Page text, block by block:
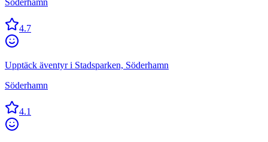
4.7
Upptäck äventyr i Stadsparken, Söderhamn
Söderhamn
4.1